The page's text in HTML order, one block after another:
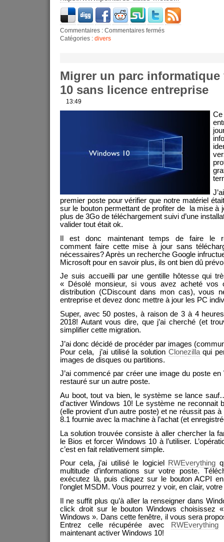
Commentaires : Commentaires fermés
Catégories : divers
Migrer un parc
10 sans licence entreprise
13:49
premier poste pour vérifier que notre matériel
sur le bouton permettant de profiter de la mise à
plus de 3Go de téléchargement suivi d’une
valider tout était ok.
Il est donc maintenant temps de faire le
comment faire cette mise à jour sans
nécessaires? Après un recherche Google
Microsoft pour en savoir plus, ils ont bien dû
Je suis accueilli par une gentille hôtesse qui
« Désolé monsieur, si vous avez acheté vos
distribution (CDiscount dans mon cas), vous
entreprise et devez donc mettre à jour les PC
Super, avec 50 postes, à raison de 3 à 4
2018! Autant vous dire, que j’ai cherché (et
simplifier cette migration.
J’ai donc décidé de procéder par images
Pour cela, j’ai utilisé la solution Clonezillaqui
images de disques ou partitions.
J’ai commencé par créer une image du poste en
restauré sur un autre poste.
Au boot, tout va bien, le système se lance
d’activer Windows 10! Le système ne reconnait
(elle provient d’un autre poste) et ne réussit pas
8.1 fournie avec la machine à l’achat (et
La solution trouvée consiste à aller chercher la
le Bios et forcer Windows 10 à l’utiliser.
c’est en fait relativement simple.
Pour cela, j’ai utilisé le logiciel
RWEverything
multitude d’informations sur votre poste.
exécutez là, puis cliquez sur le bouton ACPI
l’onglet MSDM. Vous pourrez y voir, en clair,
Il ne suffit plus qu’à aller la renseigner dans
click droit sur le bouton Windows choisissez
Windows ». Dans cette fenêtre, il vous sera
Entrez celle récupérée avec
RWEverything
maintenant activer Windows 10!